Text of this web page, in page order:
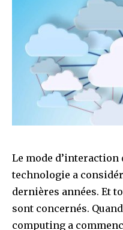
Le mode d’interaction
technologie a
dernières années. Et
sont concernés.
computing a